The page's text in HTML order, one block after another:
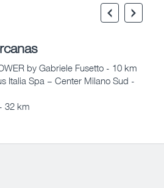
by Gabriele Fusetto - 10 km
Italia Spa – Center Milano Sud -
32 km